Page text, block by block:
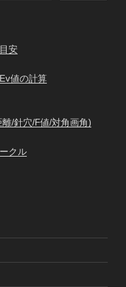
安
値の計算
/針穴/F値/対角画角)
クル